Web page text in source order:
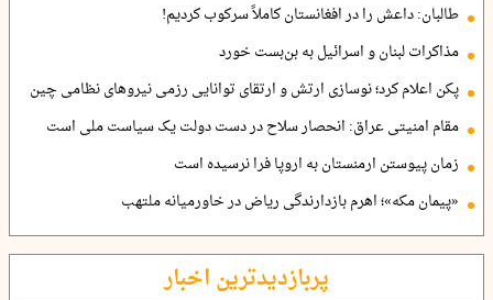
طالبان: داعش را در افغانستان کاملاً سرکوب کردیم!
مذاکرات لبنان و اسرائیل به بن‌بست خورد
پکن اعلام کرد؛ نوسازی ارتش و ارتقای توانایی رزمی نیروهای نظامی چین
مقام امنیتی عراق: انحصار سلاح در دست دولت یک سیاست ملی است
زمان پیوستن ارمنستان به اروپا فرا نرسیده است
«پیمان مکه»؛ اهرم بازدارندگی ریاض در خاورمیانه ملتهب
پربازدیدترین اخبار